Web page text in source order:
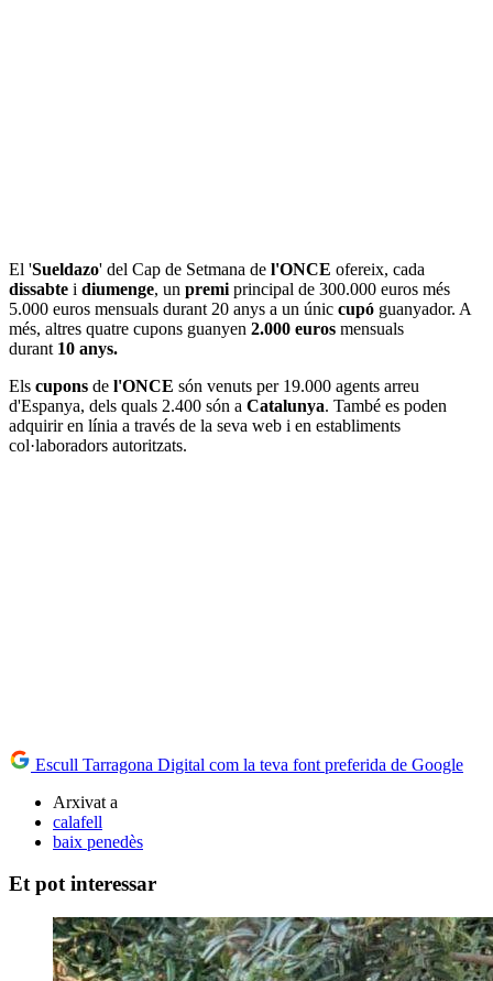
El 'Sueldazo' del Cap de Setmana de l'ONCE ofereix, cada
dissabte i diumenge, un premi principal de 300.000 euros més
5.000 euros mensuals durant 20 anys a un únic cupó guanyador. A
més, altres quatre cupons guanyen 2.000 euros mensuals
durant 10 anys.
Els cupons de l'ONCE són venuts per 19.000 agents arreu
d'Espanya, dels quals 2.400 són a Catalunya. També es poden
adquirir en línia a través de la seva web i en establiments
col·laboradors autoritzats.
Escull Tarragona Digital com la teva font preferida de Google
Arxivat a
calafell
baix penedès
Et pot interessar